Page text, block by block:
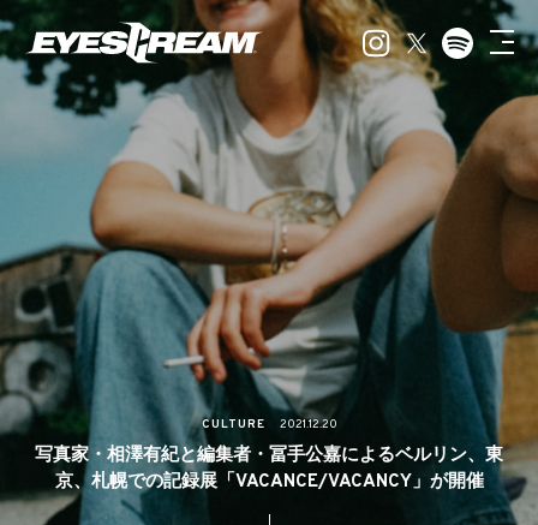
CULTURE 2021.12.20
写真家・相澤有紀と編集者・冨手公嘉によるベルリン、東
京、札幌での記録展「VACANCE/VACANCY」が開催